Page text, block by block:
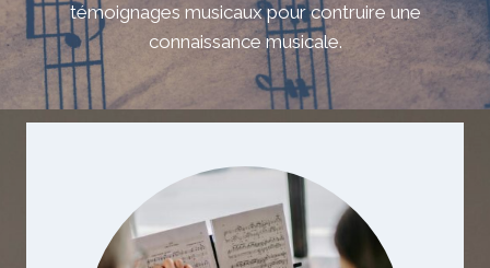
témoignages musicaux pour contruire une
connaissance musicale.